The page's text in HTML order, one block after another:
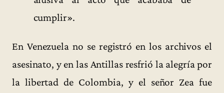
cumplir».
En Venezuela no se registró en los archivos el
asesinato, y en las Antillas resfrió la alegría por
la libertad de Colombia, y el señor Zea fue